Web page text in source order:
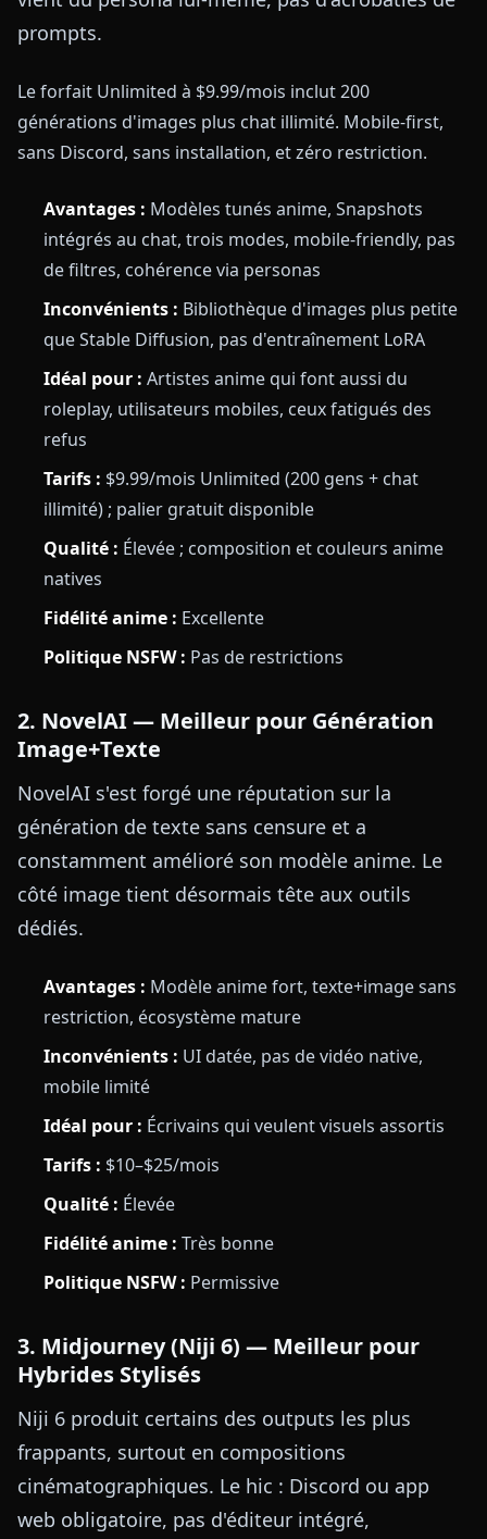
prompts.
Le forfait Unlimited à $9.99/mois inclut 200
générations d'images plus chat illimité. Mobile-first,
sans Discord, sans installation, et zéro restriction.
Avantages : Modèles tunés anime, Snapshots
intégrés au chat, trois modes, mobile-friendly, pas
de filtres, cohérence via personas
Inconvénients : Bibliothèque d'images plus petite
que Stable Diffusion, pas d'entraînement LoRA
Idéal pour : Artistes anime qui font aussi du
roleplay, utilisateurs mobiles, ceux fatigués des
refus
Tarifs : $9.99/mois Unlimited (200 gens + chat
illimité) ; palier gratuit disponible
Qualité : Élevée ; composition et couleurs anime
natives
Fidélité anime : Excellente
Politique NSFW : Pas de restrictions
2. NovelAI — Meilleur pour Génération
Image+Texte
NovelAI s'est forgé une réputation sur la
génération de texte sans censure et a
constamment amélioré son modèle anime. Le
côté image tient désormais tête aux outils
dédiés.
Avantages : Modèle anime fort, texte+image sans
restriction, écosystème mature
Inconvénients : UI datée, pas de vidéo native,
mobile limité
Idéal pour : Écrivains qui veulent visuels assortis
Tarifs : $10–$25/mois
Qualité : Élevée
Fidélité anime : Très bonne
Politique NSFW : Permissive
3. Midjourney (Niji 6) — Meilleur pour
Hybrides Stylisés
Niji 6 produit certains des outputs les plus
frappants, surtout en compositions
cinématographiques. Le hic : Discord ou app
web obligatoire, pas d'éditeur intégré,